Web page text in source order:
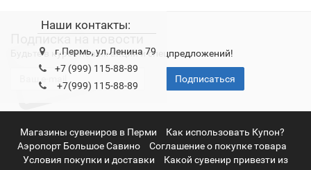
Наши контакты:
г.Пермь, ул.Ленина 79
+7 (999) 115-88-89
+7(999) 115-88-89
Подписка на новости
Будьте в курсе новых акций и спецпредложений!
Подписаться
Магазины сувениров в Перми
Как использовать Купон?
Аэропорт Большое Савино
Соглашение о покупке товара
Условия покупки и доставки
Какой сувенир привезти из